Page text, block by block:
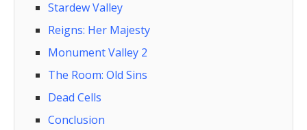
Stardew Valley
Reigns: Her Majesty
Monument Valley 2
The Room: Old Sins
Dead Cells
Conclusion